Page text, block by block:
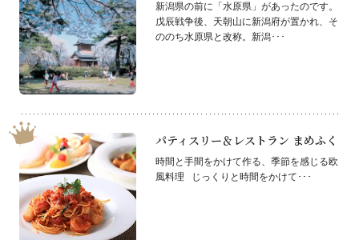
新潟県の前に「水原県」があったのです。
戊辰戦争後、天朝山に新潟府が置かれ、そ
ののち水原県と改称。新潟･･･
パティスリー＆レストラン まめふく
時間と手間をかけて作る、季節を感じる欧
風料理 じっくりと時間をかけて･･･